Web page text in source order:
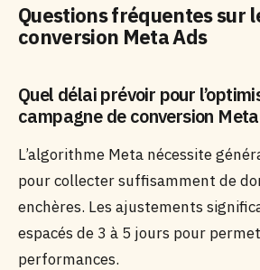
Questions fréquentes sur
conversion Meta Ads
Quel délai prévoir pour
campagne de conversion
L’algorithme Meta nécessite
pour collecter suffisamment de
enchères. Les ajustements
espacés de 3 à 5 jours pour
performances.